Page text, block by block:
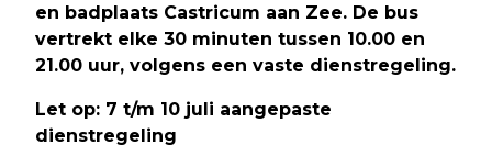
en badplaats Castricum aan Zee. De bus
vertrekt elke 30 minuten tussen 10.00 en
21.00 uur, volgens een vaste dienstregeling.
Let op: 7 t/m 10 juli aangepaste
dienstregeling